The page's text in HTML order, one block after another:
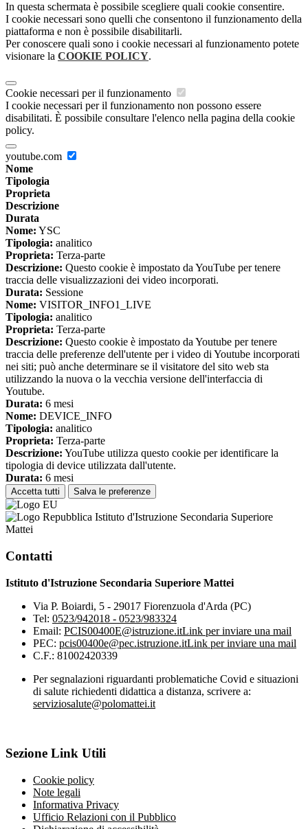
In questa schermata è possibile scegliere quali cookie consentire.
I cookie necessari sono quelli che consentono il funzionamento della
piattaforma e non è possibile disabilitarli.
Per conoscere quali sono i cookie necessari al funzionamento potete
visionare la COOKIE POLICY.
Cookie necessari per il funzionamento
I cookie necessari per il funzionamento non possono essere
disabilitati. È possibile consultare l'elenco nella pagina della cookie
policy.
youtube.com
Nome
Tipologia
Proprieta
Descrizione
Durata
Nome: YSC
Tipologia: analitico
Proprieta: Terza-parte
Descrizione: Questo cookie è impostato da YouTube per tenere
traccia delle visualizzazioni dei video incorporati.
Durata: Sessione
Nome: VISITOR_INFO1_LIVE
Tipologia: analitico
Proprieta: Terza-parte
Descrizione: Questo cookie è impostato da Youtube per tenere
traccia delle preferenze dell'utente per i video di Youtube incorporati
nei siti; può anche determinare se il visitatore del sito web sta
utilizzando la nuova o la vecchia versione dell'interfaccia di
Youtube.
Durata: 6 mesi
Nome: DEVICE_INFO
Tipologia: analitico
Proprieta: Terza-parte
Descrizione: YouTube utilizza questo cookie per identificare la
tipologia di device utilizzata dall'utente.
Durata: 6 mesi
Accetta tutti Salva le preferenze
Istituto d'Istruzione Secondaria Superiore
Mattei
Contatti
Istituto d'Istruzione Secondaria Superiore Mattei
Via P. Boiardi, 5 - 29017 Fiorenzuola d'Arda (PC)
Tel: 0523/942018 - 0523/983324
Email: PCIS00400E@istruzione.itLink per inviare una mail
PEC: pcis00400e@pec.istruzione.itLink per inviare una mail
C.F.: 81002420339
Per segnalazioni riguardanti problematiche Covid e situazioni
di salute richiedenti didattica a distanza, scrivere a:
serviziosalute@polomattei.it
Sezione Link Utili
Cookie policy
Note legali
Informativa Privacy
Ufficio Relazioni con il Pubblico